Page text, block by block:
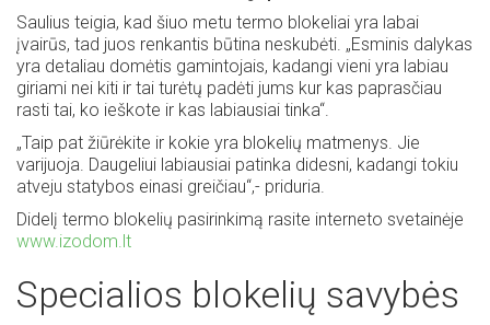
Saulius teigia, kad šiuo metu termo blokeliai yra labai
įvairūs, tad juos renkantis būtina neskubėti. „Esminis dalykas
yra detaliau domėtis gamintojais, kadangi vieni yra labiau
giriami nei kiti ir tai turėtų padėti jums kur kas paprasčiau
rasti tai, ko ieškote ir kas labiausiai tinka“.
„Taip pat žiūrėkite ir kokie yra blokelių matmenys. Jie
varijuoja. Daugeliui labiausiai patinka didesni, kadangi tokiu
atveju statybos einasi greičiau“,- priduria.
Didelį termo blokelių pasirinkimą rasite interneto svetainėje
www.izodom.lt
Specialios blokelių savybės